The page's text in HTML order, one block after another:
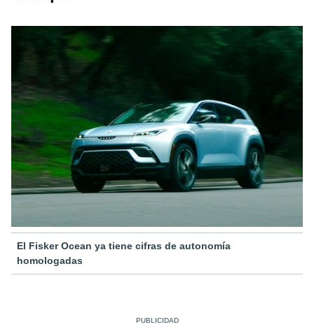
El Fisker Ocean ya tiene cifras de autonomía
homologadas